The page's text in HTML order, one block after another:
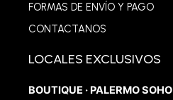
FORMAS DE ENVÍO Y PAGO
CONTACTANOS
LOCALES EXCLUSIVOS
BOUTIQUE · PALERMO SOHO